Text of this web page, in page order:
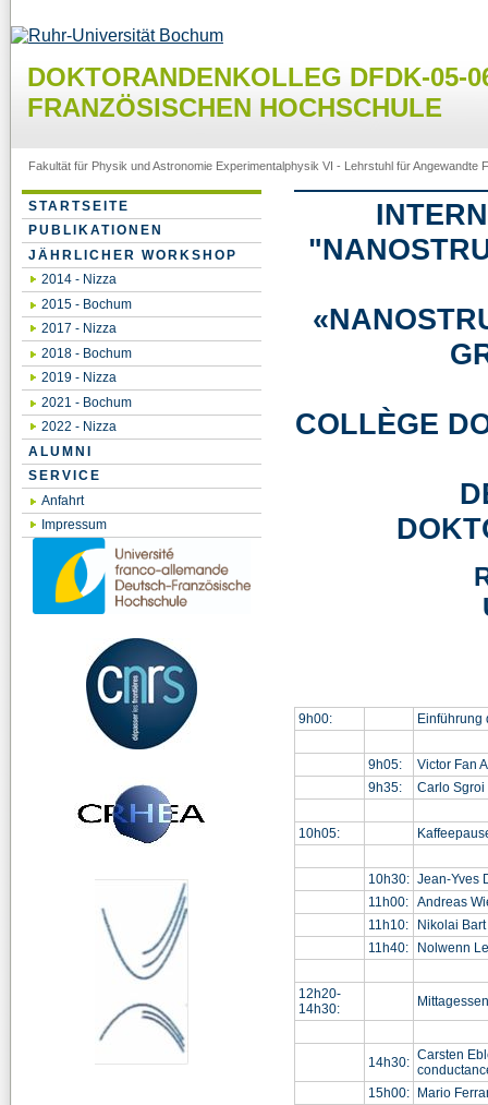
DOKTORANDENKOLLEG DFDK-05-
FRANZÖSISCHEN HOCHSCHULE
Fakultät für Physik und Astronomie Experimentalphysik VI - Lehrstuhl für Angewandte
STARTSEITE
PUBLIKATIONEN
JÄHRLICHER WORKSHOP
2014 - Nizza
2015 - Bochum
2017 - Nizza
2018 - Bochum
2019 - Nizza
2021 - Bochum
2022 - Nizza
ALUMNI
SERVICE
Anfahrt
Impressum
COLLÈGE
9h00: Einführung
9h05:
Victor Fan
9h35:
Carlo Sgroi
10h05:
10h30: Jean-Yves
11h00: Andreas
11h10:
Nikolai
11h40:
Nolwenn
12h20-
14h30:
14h30: Carsten
15h00: Mario